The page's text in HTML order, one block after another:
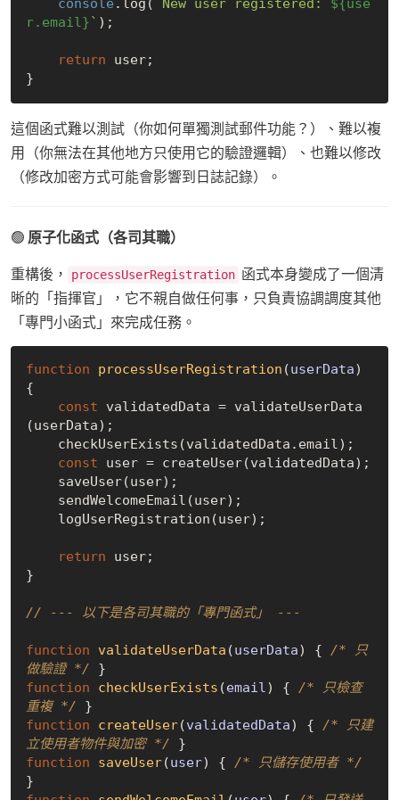
console .log( `New user registered: ${use
r.email} ` );
return user;
這個函式難以測試（你如何單獨測試郵件功能？）、難以複
用（你無法在其他地方只使用它的驗證邏輯）、也難以修改
（修改加密方式可能會影響到日誌記錄）。
🟢 原子化函式（各司其職）
重構後， processUserRegistration 函式本身變成了一個清
晰的「指揮官」，它不親自做任何事，只負責協調調度其他
「專門小函式」來完成任務。
function processUserRegistration (userData
{
const validatedData = validateUserData
(userData);
const user = createUser(validatedData);
return user;
}
// --- 以下是各司其職的「專門函式」 ---
function validateUserData (userData) { /* 只
做驗證 */
function
checkUserExists (email) { /* 只檢查
重複 */
function
createUser(validatedData) { /* 只建
立使用者物件與加密 */
function
saveUser(user) { /* 只儲存使用者 */